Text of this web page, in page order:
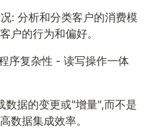
: 分析和分类客户的消费模
户的行为和偏好。
序复杂性 - 读写操作一体
数据的变更或"增量",而不是
数据集成效率。